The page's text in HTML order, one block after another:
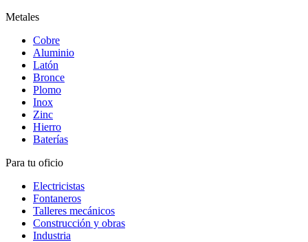
Metales
Cobre
Aluminio
Latón
Bronce
Plomo
Inox
Zinc
Hierro
Baterías
Para tu oficio
Electricistas
Fontaneros
Talleres mecánicos
Construcción y obras
Industria